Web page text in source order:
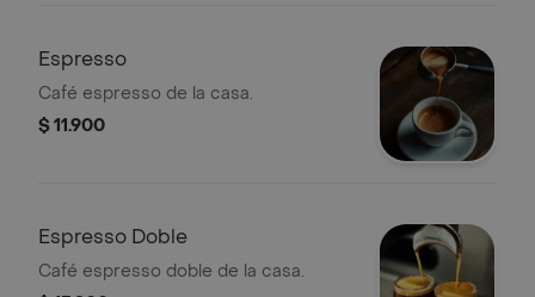
Espresso
Café espresso de la casa.
$ 11.900
Espresso Doble
Café espresso doble de la casa.